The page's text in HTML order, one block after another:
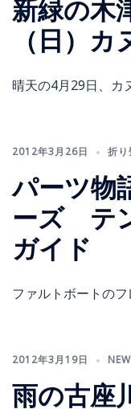
新緑の木
（日）
晴天の4月29日、カ
2012年3月26日 折
パーツ物
ーズ テ
ガイド
ファルトボートの
2012年3月19日
雨の古座